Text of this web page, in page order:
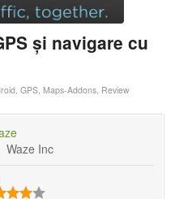
și navigare cu
GPS, Maps-Addons, Review
Waze Inc